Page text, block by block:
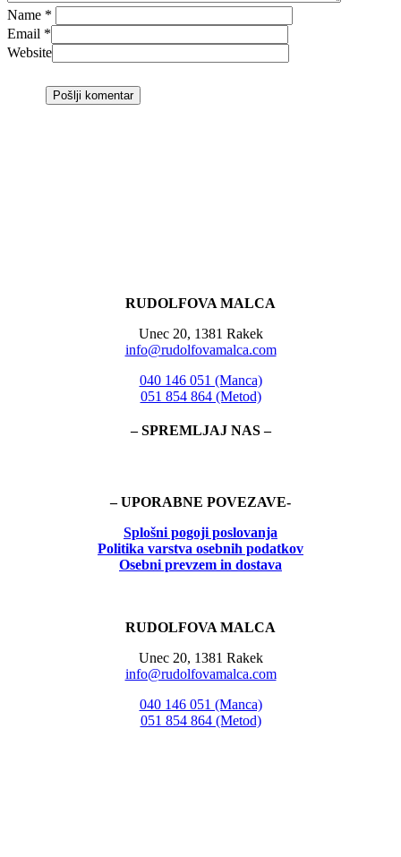
Name *
Email *
Website
RUDOLFOVA MALCA
Unec 20, 1381 Rakek
info@rudolfovamalca.com
040 146 051 (Manca)
051 854 864 (Metod)
– SPREMLJAJ NAS –
– UPORABNE POVEZAVE-
Splošni pogoji poslovanja
Politika varstva osebnih podatkov
Osebni prevzem in dostava
RUDOLFOVA MALCA
Unec 20, 1381 Rakek
info@rudolfovamalca.com
040 146 051 (Manca)
051 854 864 (Metod)